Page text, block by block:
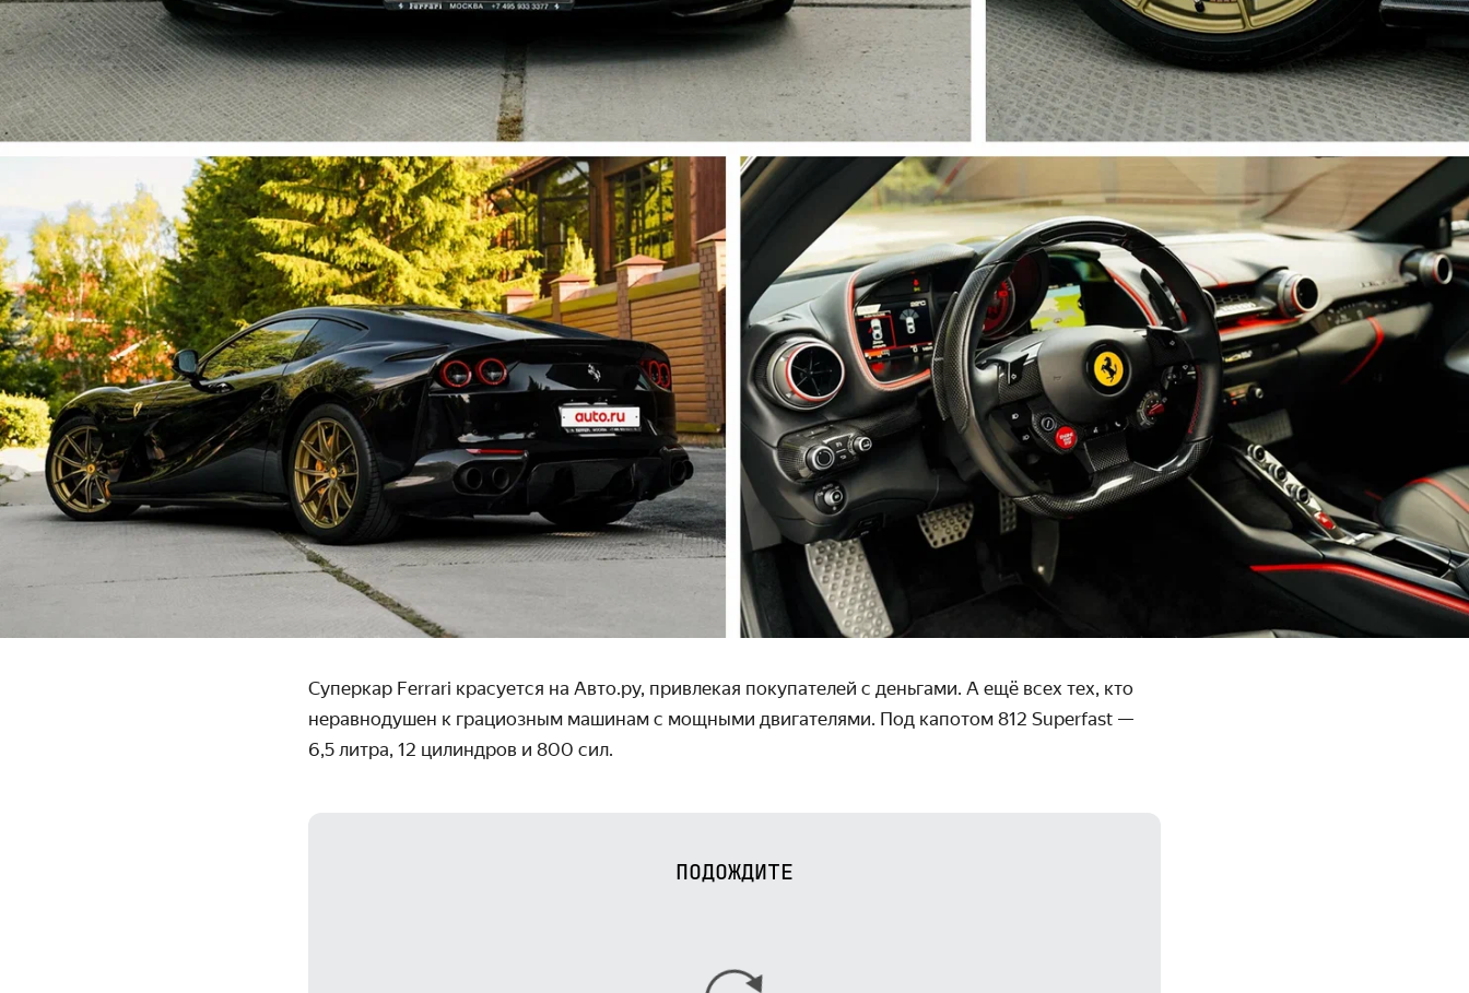
Суперкар Ferrari красуется на Авто.ру, привлекая покупателей с деньгами. А ещё всех тех, кто
неравнодушен к грациозным машинам с мощными двигателями. Под капотом 812 Superfast —
6,5 литра, 12 цилиндров и 800 сил.
ПОДОЖДИТЕ